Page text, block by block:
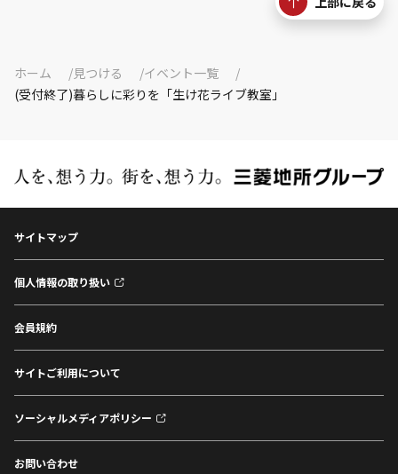
ホーム 見つける
イベント一覧
(受付終了)暮らしに彩りを「生け花ライブ教室」
サイトマップ
個人情報の取り扱い
会員規約
サイトご利用について
ソーシャルメディアポリシー
お問い合わせ